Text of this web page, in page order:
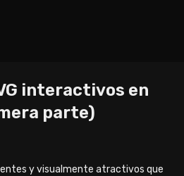
interactivos en
parte)
y visualmente atractivos que